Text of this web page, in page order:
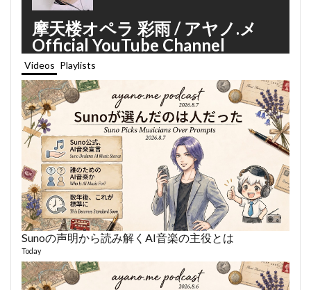
摩天楼オペラ 彩雨 / アヤノ.メ
Official YouTube Channel
Videos Playlists
Sunoの声明から読み解くAI音楽の主役とは
Today